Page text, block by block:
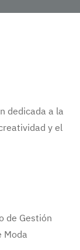
dedicada a la
y el
de Gestión
Moda